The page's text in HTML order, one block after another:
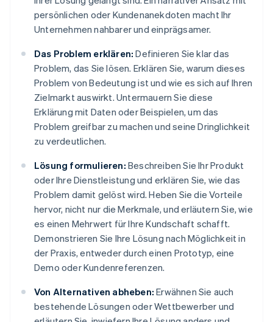
persönlichen oder Kundenanekdoten macht Ihr
Unternehmen nahbarer und einprägsamer.
Das Problem erklären: Definieren Sie klar das
Problem, das Sie lösen. Erklären Sie, warum dieses
Problem von Bedeutung ist und wie es sich auf Ihren
Zielmarkt auswirkt. Untermauern Sie diese
Erklärung mit Daten oder Beispielen, um das
Problem greifbar zu machen und seine Dringlichkeit
zu verdeutlichen.
Lösung formulieren: Beschreiben Sie Ihr Produkt
oder Ihre Dienstleistung und erklären Sie, wie das
Problem damit gelöst wird. Heben Sie die Vorteile
hervor, nicht nur die Merkmale, und erläutern Sie, wie
es einen Mehrwert für Ihre Kundschaft schafft.
Demonstrieren Sie Ihre Lösung nach Möglichkeit in
der Praxis, entweder durch einen Prototyp, eine
Demo oder Kundenreferenzen.
Von Alternativen abheben: Erwähnen Sie auch
bestehende Lösungen oder Wettbewerber und